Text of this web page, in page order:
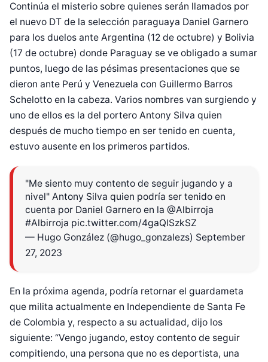
Continúa el misterio sobre quienes serán llamados por
el nuevo DT de la selección paraguaya Daniel Garnero
para los duelos ante Argentina (12 de octubre) y Bolivia
(17 de octubre) donde Paraguay se ve obligado a sumar
puntos, luego de las pésimas presentaciones que se
dieron ante Perú y Venezuela con Guillermo Barros
Schelotto en la cabeza. Varios nombres van surgiendo y
uno de ellos es la del portero Antony Silva quien
después de mucho tiempo en ser tenido en cuenta,
estuvo ausente en los primeros partidos.
"Me siento muy contento de seguir jugando y a
nivel" Antony Silva quien podría ser tenido en
cuenta por Daniel Garnero en la @Albirroja
#Albirroja pic.twitter.com/4gaQlSzkSZ
— Hugo González (@hugo_gonzalezs) September
27, 2023
En la próxima agenda, podría retornar el guardameta
que milita actualmente en Independiente de Santa Fe
de Colombia y, respecto a su actualidad, dijo los
siguiente: “Vengo jugando, estoy contento de seguir
compitiendo, una persona que no es deportista, una